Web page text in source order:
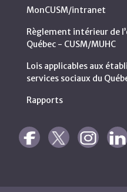
MonCUSM/intranet
Règlement intérieur de
Québec - CUSM/MUHC
Lois applicables aux
services sociaux du
Rapports